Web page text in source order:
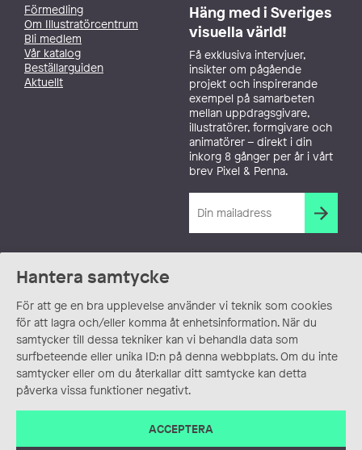
Hantera samtycke
För att ge en bra upplevelse använder vi teknik som cookies
för att lagra och/eller komma åt enhetsinformation. När du
samtycker till dessa tekniker kan vi behandla data som
surfbeteende eller unika ID:n på denna webbplats. Om du inte
samtycker eller om du återkallar ditt samtycke kan detta
påverka vissa funktioner negativt.
ACCEPTERA
Förmedling
Om Illustratörcentrum
Bli medlem
Vår katalog
Beställarguiden
Aktuellt
Häng med i Sveriges
visuella värld!
Få exklusiva intervjuer,
insikter om pågående
projekt och inspirerande
exempel på samarbeten
mellan uppdragsgivare,
illustratörer, formgivare och
animatörer – direkt i din
inkorg 8 gånger per år i vårt
brev Pixel & Penna.